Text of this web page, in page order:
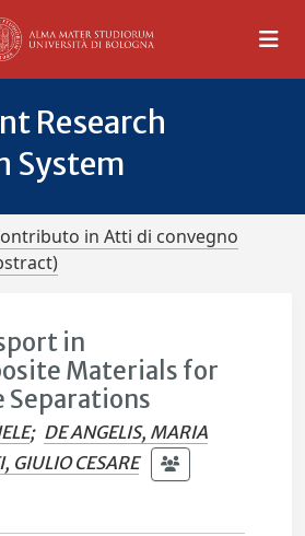
Research
System
in Atti di convegno
in
Materials for
Separations
; DE ANGELIS, MARIA
GIULIO CESARE